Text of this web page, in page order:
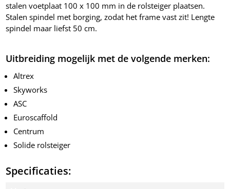
stalen voetplaat 100 x 100 mm in de rolsteiger plaatsen.
Stalen spindel met borging, zodat het frame vast zit! Lengte
spindel maar liefst 50 cm.
Uitbreiding mogelijk met de volgende merken:
Altrex
Skyworks
ASC
Euroscaffold
Centrum
Solide rolsteiger
Specificaties: